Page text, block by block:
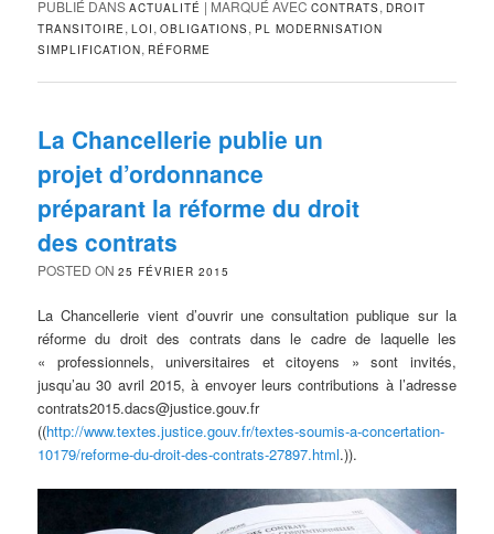
PUBLIÉ DANS ACTUALITÉ | MARQUÉ AVEC CONTRATS,DROIT
TRANSITOIRE ,LOI ,OBLIGATIONS, PL MODERNISATION
SIMPLIFICATION, RÉFORME
La Chancellerie publie un
projet d’ordonnance
préparant la réforme du droit
des contrats
POSTED ON25 FÉVRIER 2015
La Chancellerie vient d’ouvrir une consultation publique sur la
réforme du droit des contrats dans le cadre de laquelle les
« professionnels, universitaires et citoyens » sont invités,
jusqu’au 30 avril 2015, à envoyer leurs contributions à l’adresse
contrats2015.dacs@justice.gouv.fr
((http://www.textes.justice.gouv.fr/textes-soumis-a-concertation-
10179/reforme-du-droit-des-contrats-27897.html.)).